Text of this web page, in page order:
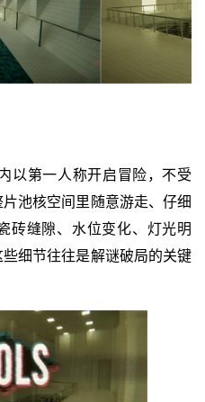
以第一人称开启冒险，不受
池核空间里随意游走、仔细
砖缝隙、水位变化、灯光明
细节往往是解谜破局的关键